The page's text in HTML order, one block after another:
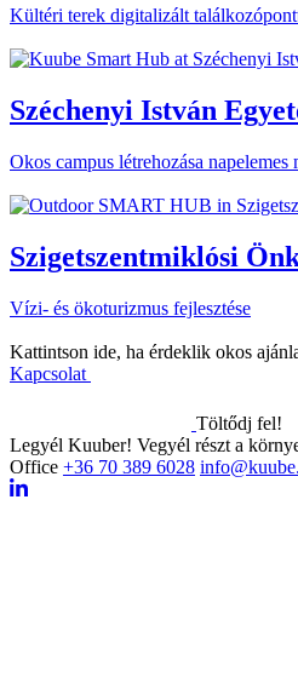
Kültéri terek digitalizált
Széchenyi István
Okos campus létrehozása
Szigetszentmiklósi
Vízi- és ökoturizmus fejlesztése
Kattintson ide, ha érdeklik okos
Kapcsolat
Töltődj fel!
Legyél Kuuber! Vegyél részt a
Office +36 70 389 6028